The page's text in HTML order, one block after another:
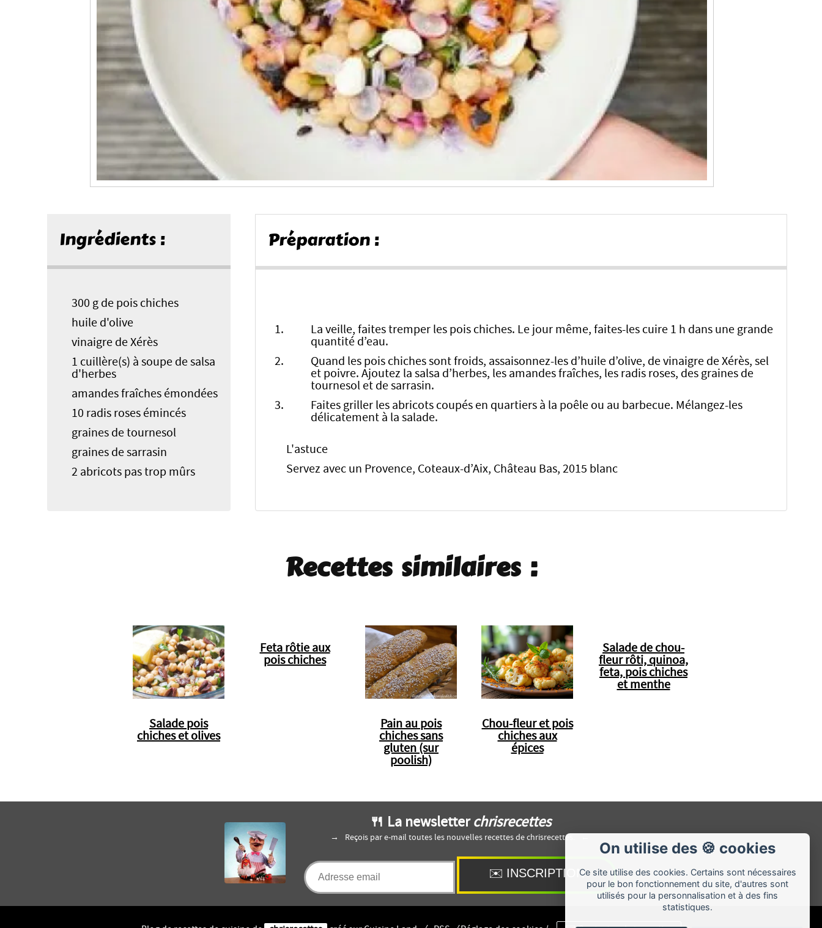
Ingrédients :
300 g de pois chiches
huile d'olive
vinaigre de Xérès
1 cuillère(s) à soupe de salsa
d'herbes
amandes fraîches émondées
10 radis roses émincés
graines de tournesol
graines de sarrasin
2 abricots pas trop mûrs
Préparation :
La veille, faites tremper les pois chiches. Le jour même, faites-les cuire 1 h dans une grande
quantité d’eau.
Quand les pois chiches sont froids, assaisonnez-les d’huile d’olive, de vinaigre de Xérès, sel
et poivre. Ajoutez la salsa d’herbes, les amandes fraîches, les radis roses, des graines de
tournesol et de sarrasin.
Faites griller les abricots coupés en quartiers à la poêle ou au barbecue. Mélangez-les
délicatement à la salade.
L'astuce
Servez avec un Provence, Coteaux-d’Aix, Château Bas, 2015 blanc
Recettes similaires :
Salade pois
chiches et olives
Feta rôtie aux
pois chiches
Pain au pois
chiches sans
gluten (sur
poolish)
Chou-fleur et pois
chiches aux
épices
Salade de chou-
fleur rôti, quinoa,
feta, pois chiches
et menthe
On utilise des 🍪 cookies
Ce site utilise des cookies. Certains sont nécessaires
pour le bon fonctionnement du site, d'autres sont
utilisés pour la personnalisation et à des fins
statistiques.
🍴 La newsletter chrisrecettes
Reçois par e-mail toutes les nouvelles recettes de chrisrecettes.